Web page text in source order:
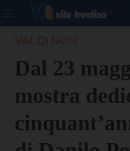
Dal 23
mostra